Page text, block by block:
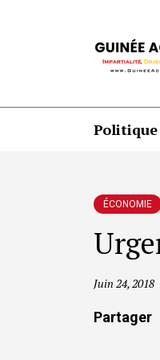
Politique
ÉCONOMIE
Juin 24, 2018
Partager